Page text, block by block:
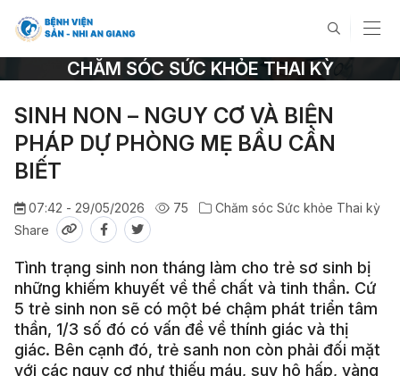
CHĂM SÓC SỨC KHỎE THAI KỲ
SINH NON – NGUY CƠ VÀ BIỆN
PHÁP DỰ PHÒNG MẸ BẦU CẦN
BIẾT
07:42 - 29/05/2026 75
Chăm sóc Sức khỏe Thai kỳ
Share
Tình trạng sinh non tháng làm cho trẻ sơ sinh bị
những khiếm khuyết về thể chất và tinh thần. Cứ
5 trẻ sinh non sẽ có một bé chậm phát triển tâm
thần, 1/3 số đó có vấn đề về thính giác và thị
giác. Bên cạnh đó, trẻ sanh non còn phải đối mặt
với các nguy cơ như thiếu máu, suy hô hấp, vàng